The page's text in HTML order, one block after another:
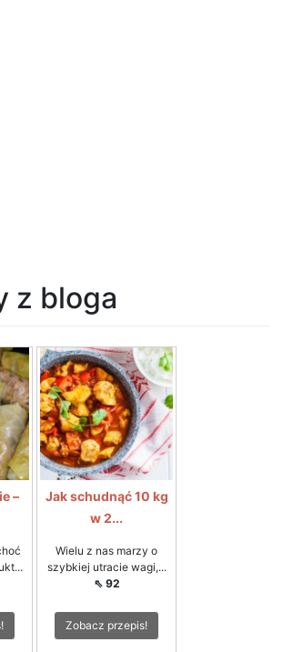
z bloga
–
Jak schudnąć 10 kg
w 2...
Wielu z nas marzy o
szybkiej utracie wagi,...
⇖ 92
Zobacz przepis!